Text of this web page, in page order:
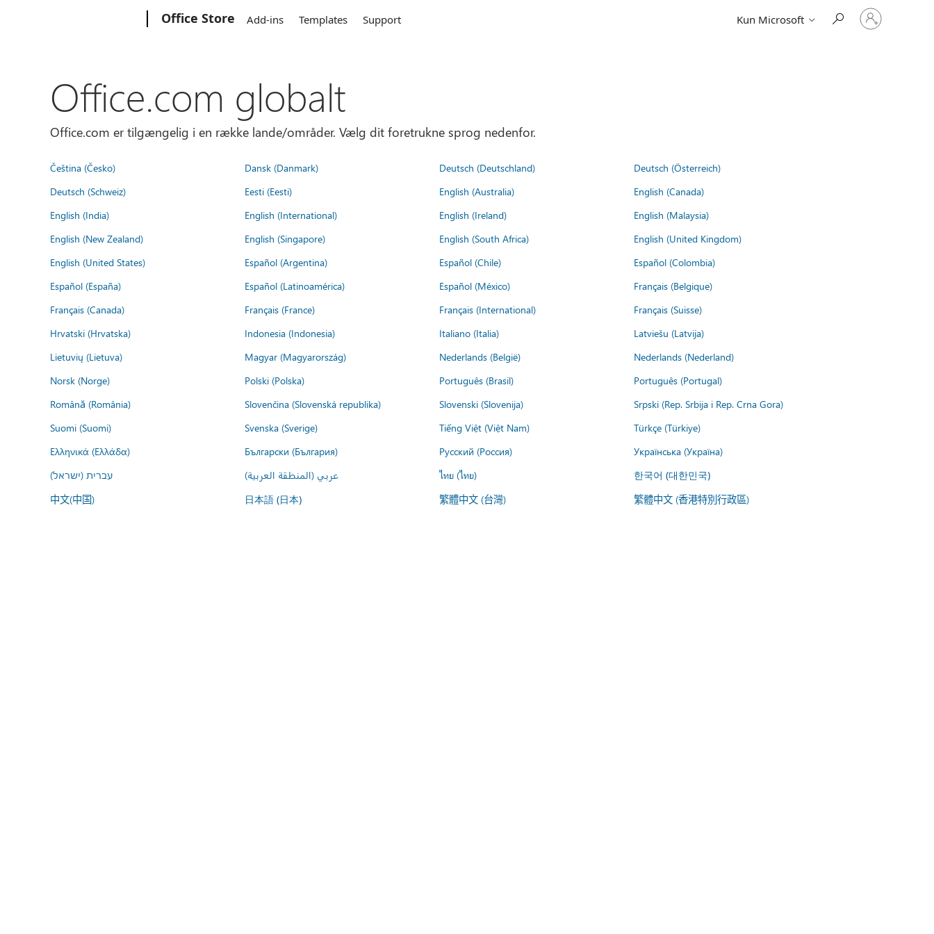
Office Store Add-ins Templates Support Kun Microsoft
Log
på
din
Office.com globalt
Office.com er tilgængelig i en række lande/områder. Vælg dit foretrukne sprog nedenfor.
Čeština (Česko) Dansk (Danmark) Deutsch (Deutschland)
Deutsch (Österreich)
Deutsch (Schweiz)
Eesti (Eesti) English (Australia)
English (Canada)
English (India)
English (International) English (Ireland)
English (Malaysia)
English (New Zealand)
English (Singapore) English (South Africa)
English (United Kingdom)
English (United States)
Español (Argentina) Español (Chile)
Español (Colombia)
Español (España)
Español (Latinoamérica) Español (México)
Français (Belgique)
Français (Canada)
Français (France) Français (International)
Français (Suisse)
Hrvatski (Hrvatska)
Indonesia (Indonesia) Italiano (Italia)
Latviešu (Latvija)
Lietuvių (Lietuva)
Magyar (Magyarország) Nederlands (België)
Nederlands (Nederland)
Norsk (Norge)
Polski (Polska) Português (Brasil)
Português (Portugal)
Română (România)
Slovenčina (Slovenská republika) Slovenski (Slovenija)
Srpski (Rep. Srbija i Rep. Crna Gora)
Suomi (Suomi)
Svenska (Sverige) Tiếng Việt (Việt Nam)
Türkçe (Türkiye)
Ελληνικά (Ελλάδα)
Български (България) Русский (Россия)
Українська (Україна)
עברית (ישראל)
عربي (المنطقة العربية) ไทย (ไทย) 한국어 (대한민국)
中文(中国) 日本語 (日本) 繁體中文 (台灣) 繁體中文 (香港特別行政區)